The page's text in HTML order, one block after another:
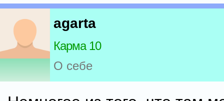
agarta
Карма 10
О себе